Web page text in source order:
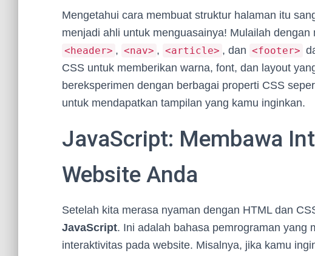
Mengetahui cara membuat struktur halaman itu
menjadi ahli untuk menguasainya! Mulailah
<header> , <nav> , <article> , dan <footer>
CSS untuk memberikan warna, font, dan layout
bereksperimen dengan berbagai properti CSS
untuk mendapatkan tampilan yang kamu inginkan.
JavaScript: Membawa
Website Anda
Setelah kita merasa nyaman dengan HTML dan
JavaScript. Ini adalah bahasa pemrograman yang
interaktivitas pada website. Misalnya, jika kamu